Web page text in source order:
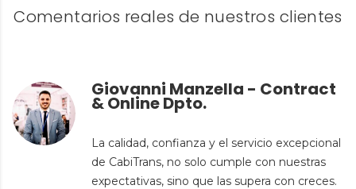
Comentarios reales de nuestros clientes
Giovanni Manzella - Contract
& Online Dpto.
La calidad, confianza y el servicio excepcional
de CabiTrans, no solo cumple con nuestras
expectativas, sino que las supera con creces.